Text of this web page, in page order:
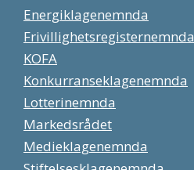
Energiklagenemnda
Frivillighetsregisternemnda
KOFA
Konkurranseklagenemnda
Lotterinemnda
Markedsrådet
Medieklagenemnda